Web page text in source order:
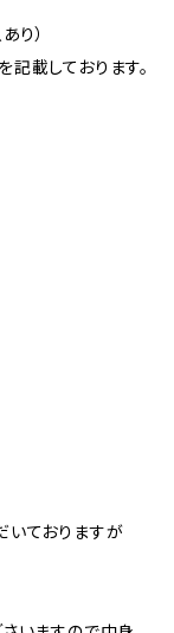
り）
載しております。
いておりますが